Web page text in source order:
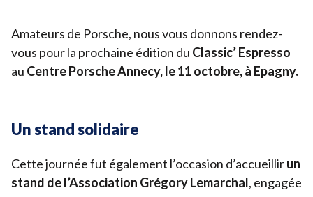
Vous êtes concernés par la muco ?
Les CRCM
Nos manifestations
Comment nous aider
Faire un don ↗︎
Devenir adhérent
Organiser un événement
ADHÉSION 2026 ↗︎
Amateurs de Porsche, nous vous donnons rendez-
vous pour la prochaine édition du Classic’ Espresso
au Centre Porsche Annecy, le11 octobre, à Epagny.
Un stand solidaire
Cette journée fut également l’occasion d’accueillirun
stand de l’Association Grégory Lemarchal, engagée